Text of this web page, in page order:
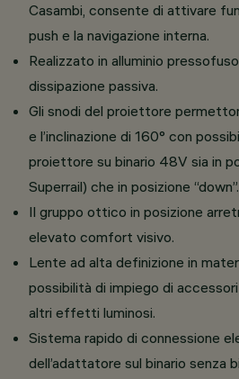
Casambi, consente di attivare
push e la navigazione interna.
Realizzato in alluminio
dissipazione passiva.
Gli snodi del proiettore
e l’inclinazione di 160° con
proiettore su binario 48V sia in
Superrail) che in posizione “down”.
Il gruppo ottico in posizione
elevato comfort visivo.
Lente ad alta definizione in
possibilità di impiego di
altri effetti luminosi.
Sistema rapido di connessione
dell’adattatore sul binario senza